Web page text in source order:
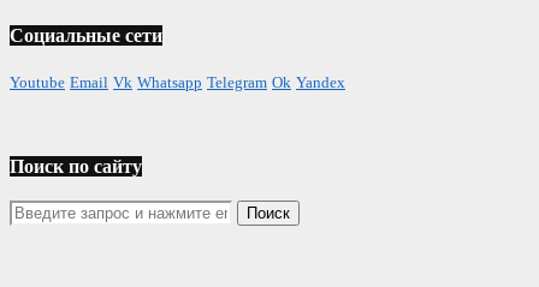
Социальные сети
Youtube Email Vk Whatsapp Telegram Ok Yandex
Поиск по сайту